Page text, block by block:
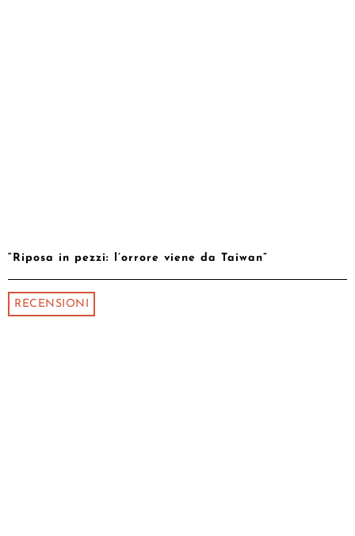
“Riposa in pezzi: l’orrore viene da Taiwan”
RECENSIONI